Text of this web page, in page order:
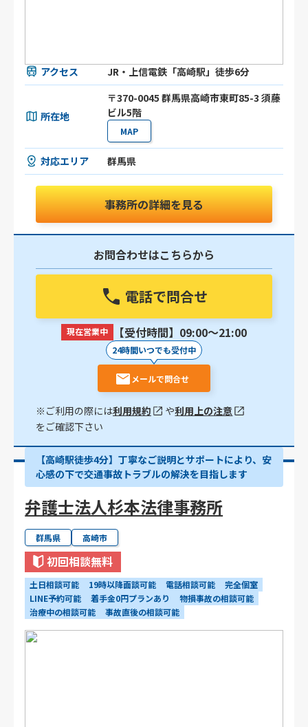
アクセス JR・上信電鉄「高崎駅」徒歩6分
所在地
〒370-0045 群馬県高崎市東町85-3 須藤
ビル5階
MAP
対応エリア 群馬県
事務所の詳細を見る
お問合わせはこちらから
電話で問合せ
現在営業中 【受付時間】09:00〜21:00
24時間いつでも受付中
メールで問合せ
※ご利用の際には利用規約 や利用上の注意
をご確認下さい
【高崎駅徒歩4分】丁寧なご説明とサポートにより、安
心感の下で交通事故トラブルの解決を目指します
弁護士法人杉本法律事務所
群馬県 高崎市
初回相談無料
土日相談可能 19時以降面談可能 電話相談可能
完全個室
LINE予約可能
着手金0円プランあり
物損事故の相談可能
治療中の相談可能
事故直後の相談可能